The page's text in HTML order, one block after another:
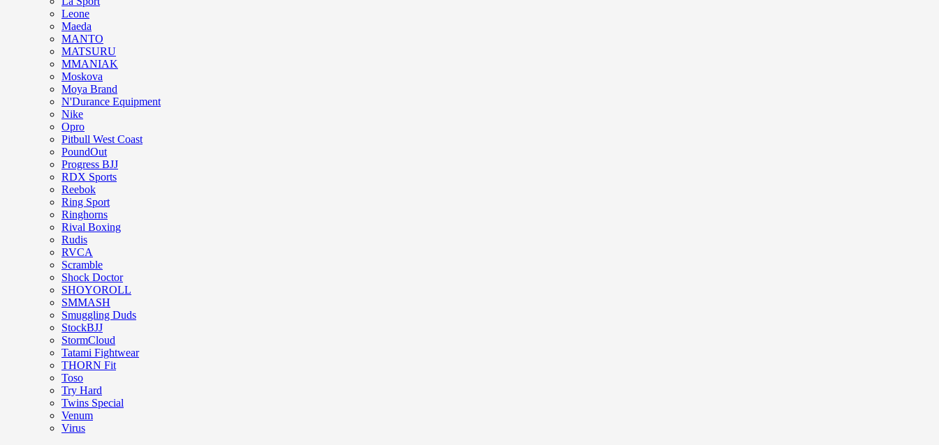
Leone
Maeda
MANTO
MATSURU
MMANIAK
Moskova
Moya Brand
N'Durance Equipment
Nike
Opro
Pitbull West Coast
PoundOut
Progress BJJ
RDX Sports
Reebok
Ring Sport
Ringhorns
Rival Boxing
Rudis
RVCA
Scramble
Shock Doctor
SHOYOROLL
SMMASH
Smuggling Duds
StockBJJ
StormCloud
Tatami Fightwear
THORN Fit
Toso
Try Hard
Twins Special
Venum
Virus